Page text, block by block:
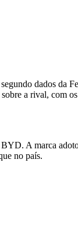
dados da
a rival, com
A marca
no país.